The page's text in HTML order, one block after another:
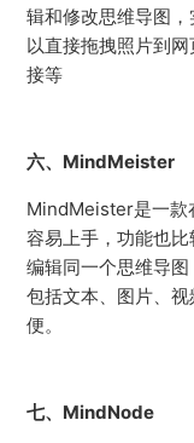
辑和修改思维导图
以直接拖拽照片到
接等
六、MindMeister
MindMeister是一款
容易上手，功能也
编辑同一个思维导
包括文本、图片、
便。
七、MindNode